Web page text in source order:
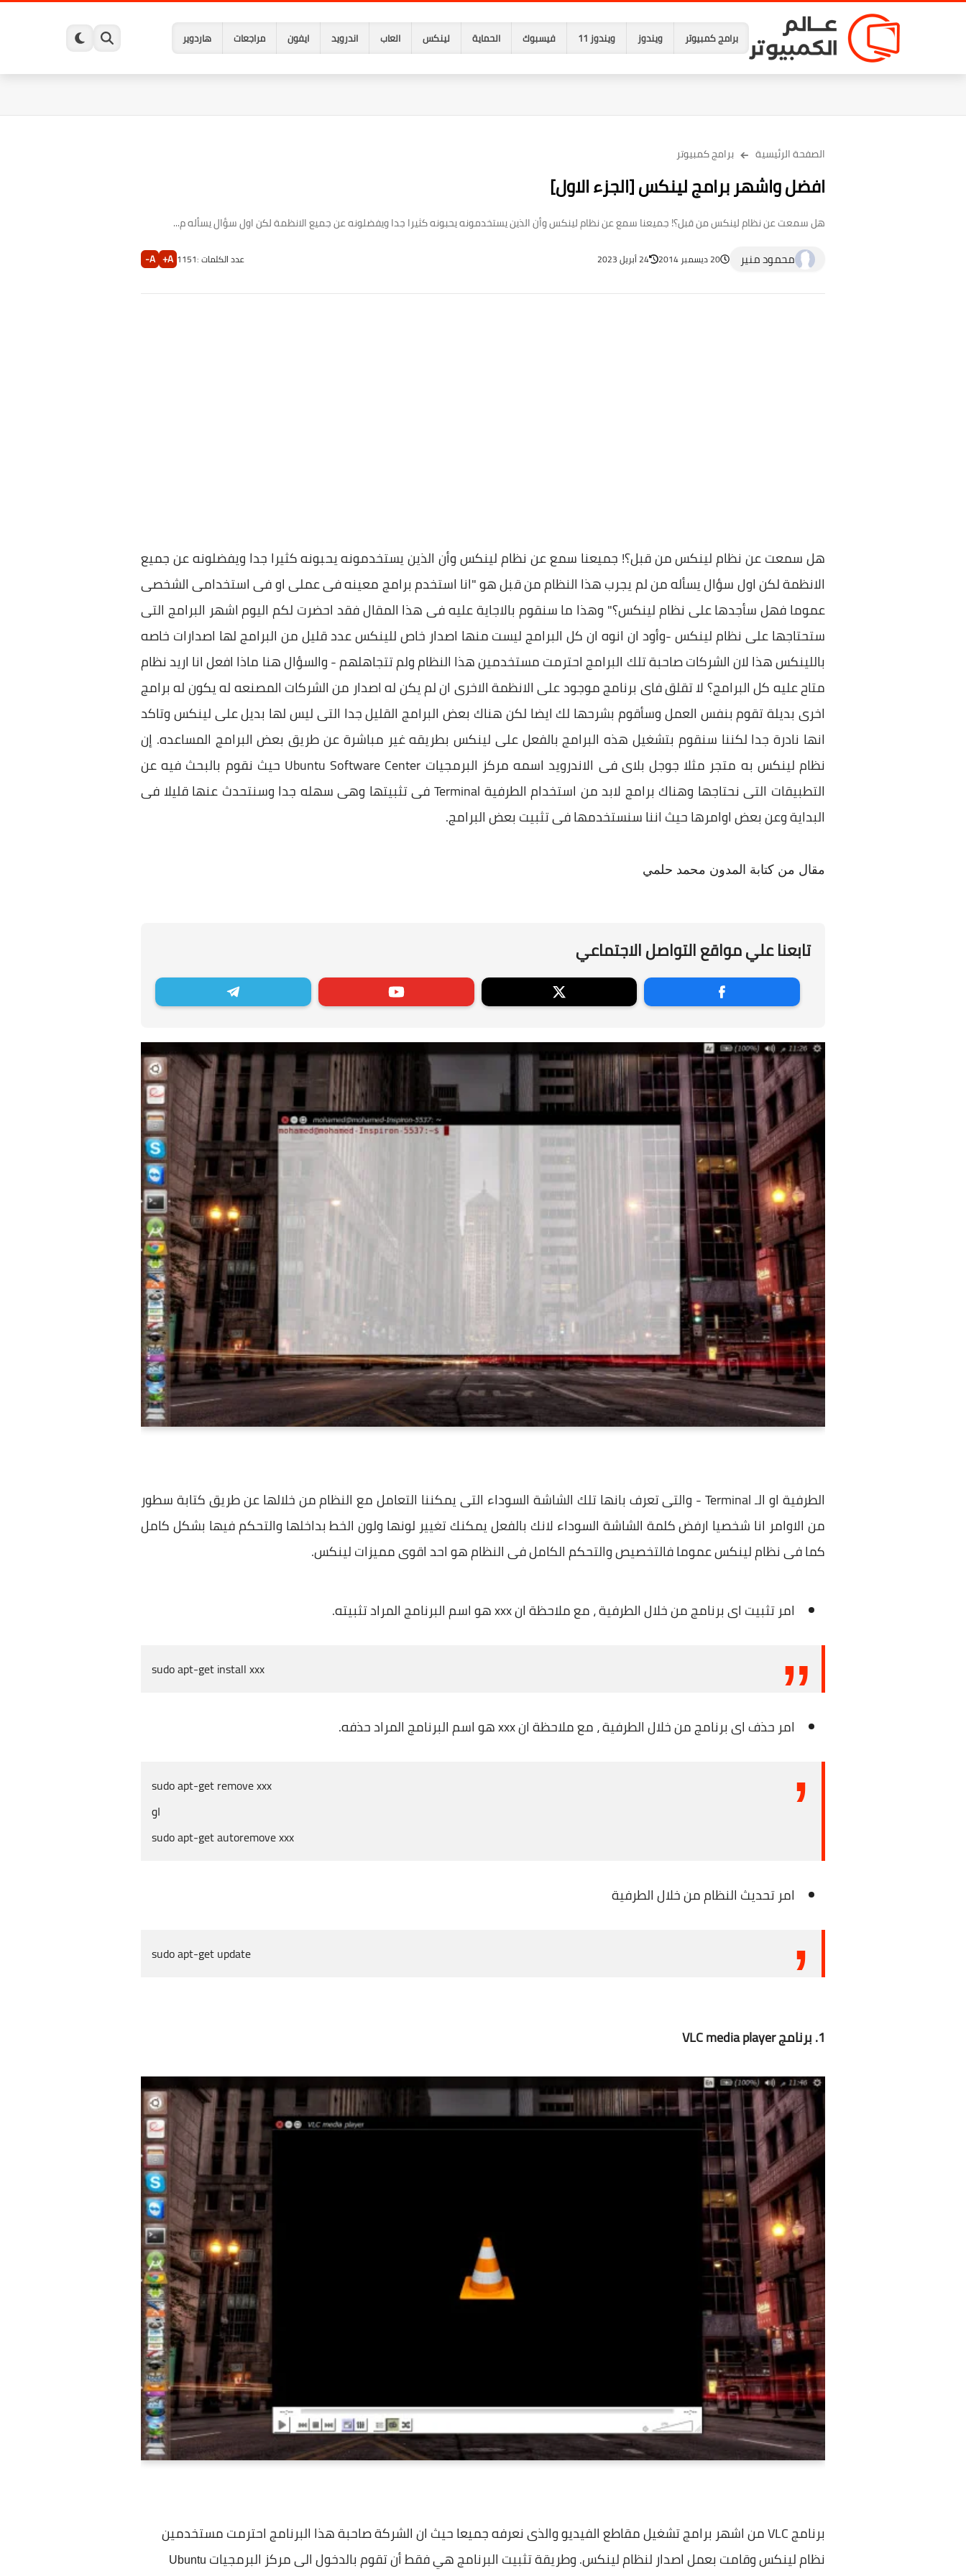
برامج كمبيوتر ويندوز ويندوز 11 فيسبوك الحماية لينكس العاب اندرويد ايفون مراجعات هاردوير
الصفحة الرئيسية برامج كمبيوتر
افضل واشهر برامج لينكس [الجزء الاول]
هل سمعت عن نظام لينكس من قبل؟! جميعنا سمع عن نظام لينكس وأن الذين يستخدمونه يحبونه كثيرا جدا ويفضلونه عن جميع الانظمة لكن اول سؤال يسأله م...
محمود منير 20 ديسمبر 2014 24 أبريل 2023 عدد الكلمات :1151
A+
A-
هل سمعت عن نظام لينكس من قبل؟! جميعنا سمع عن نظام لينكس وأن الذين يستخدمونه يحبونه كثيرا جدا ويفضلونه عن جميع
الانظمة لكن اول سؤال يسأله من لم يجرب هذا النظام من قبل هو "انا استخدم برامج معينه فى عملى او فى استخدامى الشخصى
عموما فهل سأجدها على نظام لينكس؟" وهذا ما سنقوم بالاجاية عليه فى هذا المقال فقد احضرت لكم اليوم اشهر البرامج التى
ستحتاجها على نظام لينكس -وأود ان انوه ان كل البرامج ليست منها اصدار خاص للينكس عدد قليل من البرامج لها اصدارات خاصه
باللينكس هذا لان الشركات صاحبة تلك البرامج احترمت مستخدمين هذا النظام ولم تتجاهلهم - والسؤال هنا ماذا افعل انا اريد نظام
متاح عليه كل البرامج؟ لا تقلق فاى برنامج موجود على الانظمة الاخرى ان لم يكن له اصدار من الشركات المصنعه له يكون له برامج
اخرى بديلة تقوم بنفس العمل وسأقوم بشرحها لك ايضا لكن هناك بعض البرامج القليل جدا التى ليس لها بديل على لينكس وتاكد
انها نادرة جدا لكننا سنقوم بتشغيل هذه البرامج بالفعل على لينكس بطريقه غير مباشرة عن طريق بعض البرامج المساعده. إن
نظام لينكس به متجر مثلا جوجل بلاى فى الاندرويد اسمه مركز البرمجيات Ubuntu Software Center حيث نقوم بالبحث فيه عن
التطبيقات التى نحتاجها وهناك برامج لابد من استخدام الطرفية Terminal فى تثبيتها وهى سهله جدا وسنتحدث عنها قليلا فى
البداية وعن بعض اوامرها حيث اننا سنستخدمها فى تثبيت بعض البرامج.
مقال من كتابة المدون محمد حلمي
تابعنا علي مواقع التواصل الاجتماعي
الطرفية او الـ Terminal - والتى تعرف بانها تلك الشاشة السوداء التى يمكننا التعامل مع النظام من خلالها عن طريق كتابة سطور
من الاوامر انا شخصيا ارفض كلمة الشاشة السوداء لانك بالفعل يمكنك تغيير لونها ولون الخط بداخلها والتحكم فيها بشكل كامل
كما فى نظام لينكس عموما فالتخصيص والتحكم الكامل فى النظام هو احد اقوى مميزات لينكس.
امر تثبيت اى برنامج من خلال الطرفية ، مع ملاحظة ان xxx هو اسم البرنامج المراد تثبيته.
sudo apt-get install xxx
امر حذف اى برنامج من خلال الطرفية ، مع ملاحظة ان xxx هو اسم البرنامج المراد حذفه.
sudo apt-get remove xxx
او
sudo apt-get autoremove xxx
امر تحديث النظام من خلال الطرفية
sudo apt-get update
1. برنامج VLC media player
برنامج VLC من اشهر برامج تشغيل مقاطع الفيديو والذى نعرفه جميعا حيث ان الشركة صاحبة هذا البرنامج احترمت مستخدمين
نظام لينكس وقامت بعمل اصدار لنظام لينكس. وطريقة تثبيت البرنامج هي فقط أن تقوم بالدخول الى مركز البرمجيات Ubuntu